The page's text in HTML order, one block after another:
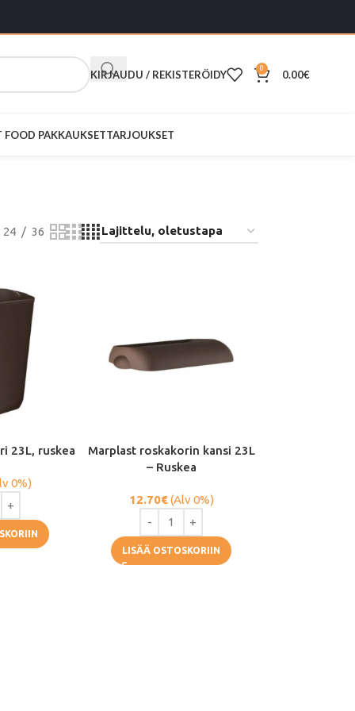
KIRJAUDU / REKISTERÖIDY 0 0.00€
FOOD PAKKAUKSETTARJOUKSET
24 36
23L, ruskea
0%)
Marplast roskakorin kansi 23L
– Ruskea
12.70€(Alv 0%)
LISÄÄ OSTOSKORIIN